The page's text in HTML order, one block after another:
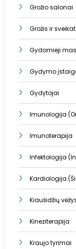
Grožio salonai
Grožis ir
Gydomieji
Gydymo
Gydytojai
Imunologija
Imunoterapija
Infektologija
Kardiologija
Kiaušidžių
Kineziterapija
Kraujo tyrimai